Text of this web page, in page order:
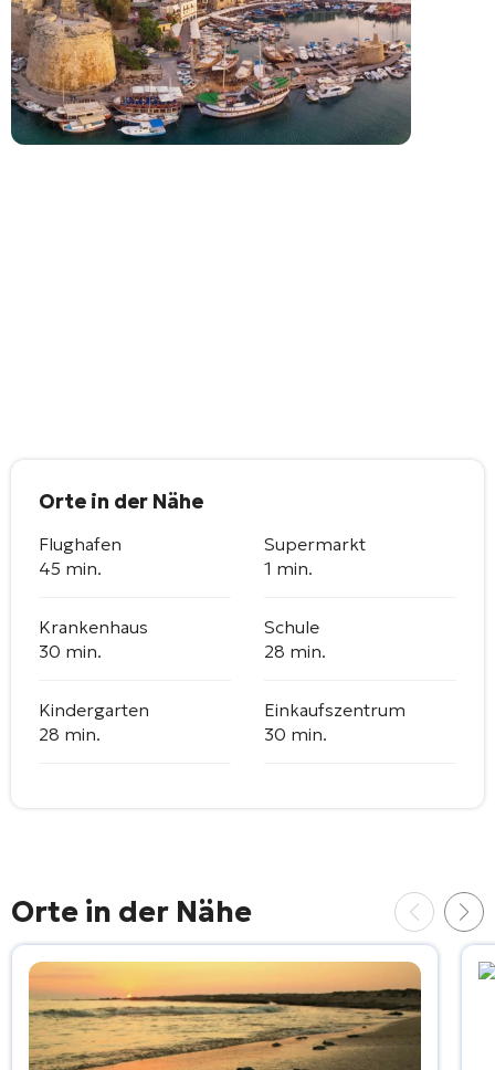
Orte in der Nähe
Flughafen
45 min.
Supermarkt
1 min.
Krankenhaus
30 min.
Schule
28 min.
Kindergarten
28 min.
Einkaufszentrum
30 min.
Orte in der Nähe